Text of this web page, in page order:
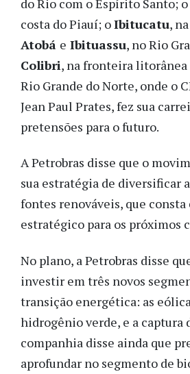
costa do Piauí; oIbitucatu,
Atobá e Ibituassu, no Rio
Colibri, na fronteira litorânea
Rio Grande do Norte, onde o
Jean Paul Prates, fez sua
pretensões para o futuro.
A Petrobras disse que o
sua estratégia de diversificar
fontes renováveis, que consta
estratégico para os próximos
No plano, a Petrobras disse
investir em três novos
transição energética: as
hidrogênio verde, e a captura
companhia disse ainda que
aprofundar no segmento de